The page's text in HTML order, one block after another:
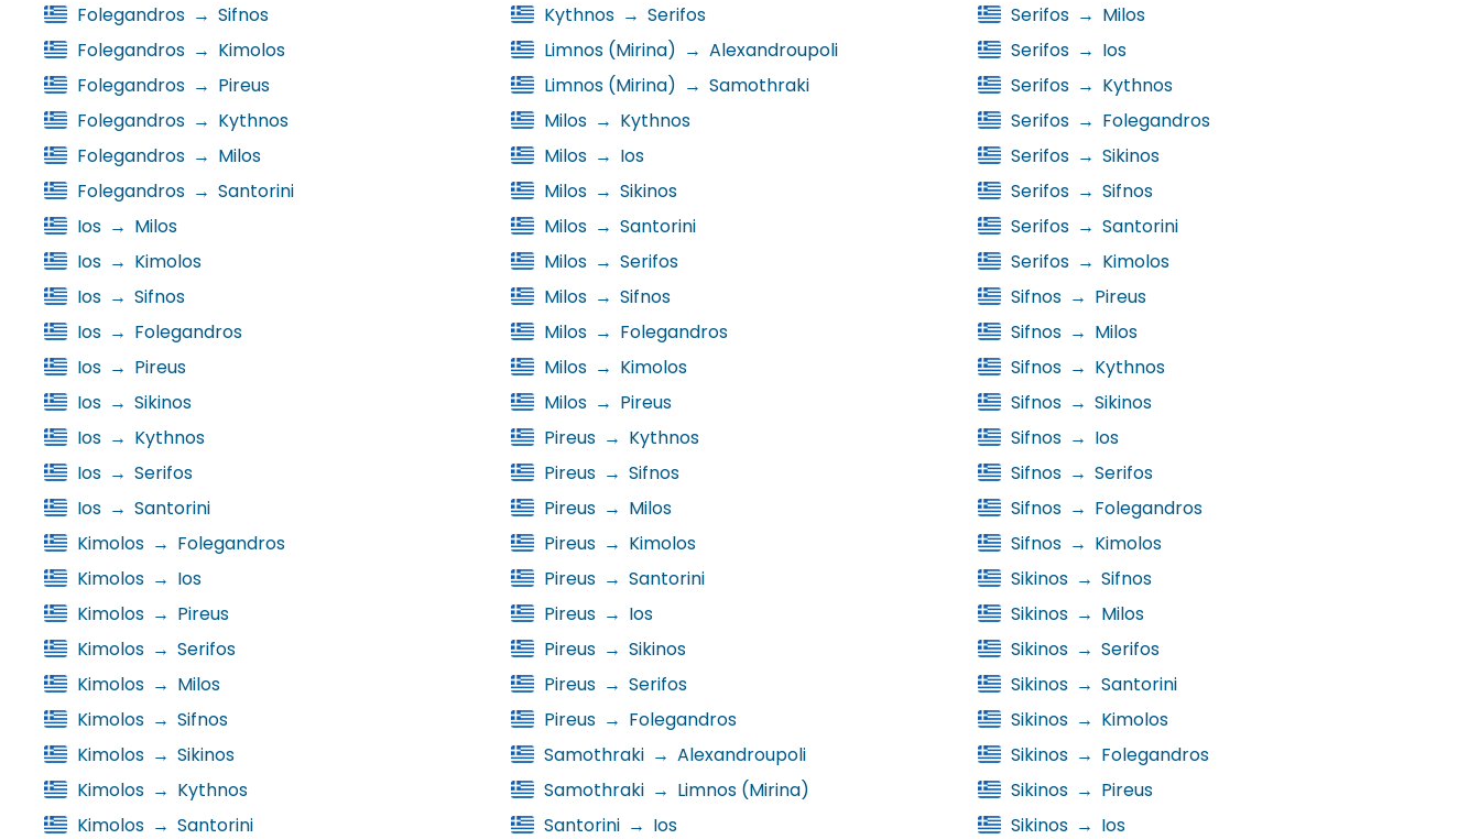
Folegandros → Sifnos
Folegandros → Kimolos
Folegandros → Pireus
Folegandros → Kythnos
Folegandros → Milos
Folegandros → Santorini
Ios → Milos
Ios → Kimolos
Ios → Sifnos
Ios → Folegandros
Ios → Pireus
Ios → Sikinos
Ios → Kythnos
Ios → Serifos
Ios → Santorini
Kimolos → Folegandros
Kimolos → Ios
Kimolos → Pireus
Kimolos → Serifos
Kimolos → Milos
Kimolos → Sifnos
Kimolos → Sikinos
Kimolos → Kythnos
Kimolos → Santorini
Kythnos → Serifos
Limnos (Mirina) → Alexandroupoli
Limnos (Mirina) → Samothraki
Milos → Kythnos
Milos → Ios
Milos → Sikinos
Milos → Santorini
Milos → Serifos
Milos → Sifnos
Milos → Folegandros
Milos → Kimolos
Milos → Pireus
Pireus → Kythnos
Pireus → Sifnos
Pireus → Milos
Pireus → Kimolos
Pireus → Santorini
Pireus → Ios
Pireus → Sikinos
Pireus → Serifos
Pireus → Folegandros
Samothraki → Alexandroupoli
Samothraki → Limnos (Mirina)
Santorini → Ios
Serifos → Milos
Serifos → Ios
Serifos → Kythnos
Serifos → Folegandros
Serifos → Sikinos
Serifos → Sifnos
Serifos → Santorini
Serifos → Kimolos
Sifnos → Pireus
Sifnos → Milos
Sifnos → Kythnos
Sifnos → Sikinos
Sifnos → Ios
Sifnos → Serifos
Sifnos → Folegandros
Sifnos → Kimolos
Sikinos → Sifnos
Sikinos → Milos
Sikinos → Serifos
Sikinos → Santorini
Sikinos → Kimolos
Sikinos → Folegandros
Sikinos → Pireus
Sikinos → Ios